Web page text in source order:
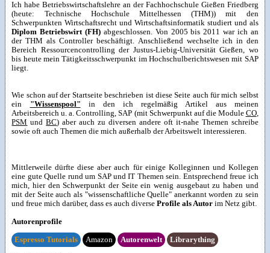
Ich habe Betriebswirtschaftslehre an der Fachhochschule Gießen Friedberg
(heute: Technische Hochschule Mittelhessen (THM)) mit den
Schwerpunkten Wirtschaftsrecht und Wirtschaftsinformatik studiert und als
Diplom Betriebswirt (FH) abgeschlossen. Von 2005 bis 2011 war ich an
der THM als Controller beschäftigt. Anschließend wechselte ich in den
Bereich Ressourcencontrolling der Justus-Liebig-Universität Gießen, wo
bis heute mein Tätigkeitsschwerpunkt im Hochschulberichtswesen mit SAP
liegt.
Wie schon auf der Startseite beschrieben ist diese Seite auch für mich selbst
ein
"Wissenspool" in den ich regelmäßig Artikel aus meinen
Arbeitsbereich u. a. Controlling, SAP (mit Schwerpunkt auf die Module CO,
PSM undBC) aber auch zu diversen andere oft it-nahe Themen schreibe
sowie oft auch Themen die mich außerhalb der Arbeitswelt interessieren.
Mittlerweile dürfte diese aber auch für einige Kolleginnen und Kollegen
eine gute Quelle rund um SAP und IT Themen sein. Entsprechend freue ich
mich, hier den Schwerpunkt der Seite ein wenig ausgebaut zu haben und
mit der Seite auch als "wissenschaftliche Quelle" anerkannt worden zu sein
und freue mich darüber, dass es auch diverseProfile als Autor im Netz gibt.
Autorenprofile
Espresso Tutorials Amazon Autorenwelt Librarything